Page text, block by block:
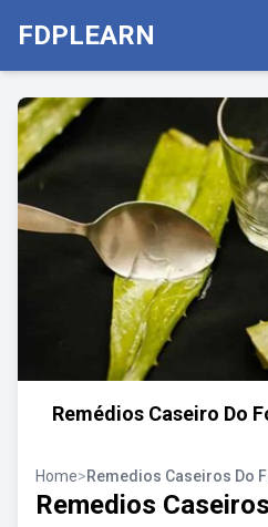
FDPLEARN
Remédios Caseiro Do
Home>Remedios Caseiros Do
Remedios